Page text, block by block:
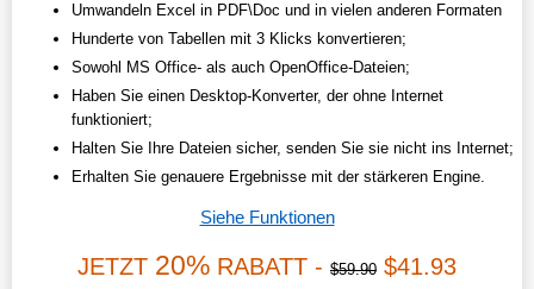
Umwandeln Excel in PDF\Doc und in vielen anderen Formaten
Hunderte von Tabellen mit 3 Klicks konvertieren;
Sowohl MS Office- als auch OpenOffice-Dateien;
Haben Sie einen Desktop-Konverter, der ohne Internet
funktioniert;
Halten Sie Ihre Dateien sicher, senden Sie sie nicht ins Internet;
Erhalten Sie genauere Ergebnisse mit der stärkeren Engine.
Siehe Funktionen
JETZT 20% RABATT - $59.90 $41.93